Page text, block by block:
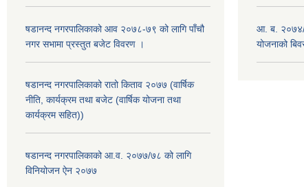
षडानन्द नगरपालिकाको आव २०७८-७९ को लागि पाँचौ
नगर सभामा प्रस्तुत बजेट विवरण ।
षडानन्द नगरपालिकाको रातो किताव २०७७ (वार्षिक
नीति, कार्यक्रम तथा बजेट (वार्षिक योजना तथा
कार्यक्रम सहित))
षडानन्द नगरपालिकाको आ.व. २०७७/७८ को लागि
विनियोजन ऐन २०७७
आ. ब. २०७४/
योजनाको